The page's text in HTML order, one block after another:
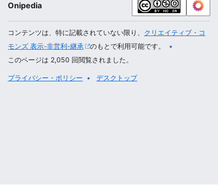
Onipedia
コンテンツは、特に記載されていない限り、 クリエイティブ・コ
モンズ 表示-非営利-継承
のもとで利用可能です。
このページは 2,050 回閲覧されました。
プライバシー・ポリシー デスクトップ